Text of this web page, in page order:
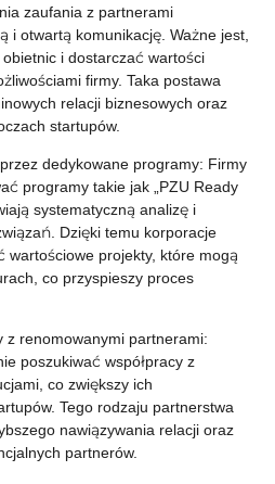
zaufania z partnerami
i otwartą komunikację. Ważne jest,
i dostarczać wartości
firmy. Taka postawa
relacji biznesowych oraz
startupów.
dedykowane programy: Firmy
programy takie jak „PZU Ready
systematyczną analizę i
Dzięki temu korporacje
wartościowe projekty, które mogą
co przyspieszy proces
z renomowanymi partnerami:
poszukiwać współpracy z
co zwiększy ich
Tego rodzaju partnerstwa
nawiązywania relacji oraz
partnerów.